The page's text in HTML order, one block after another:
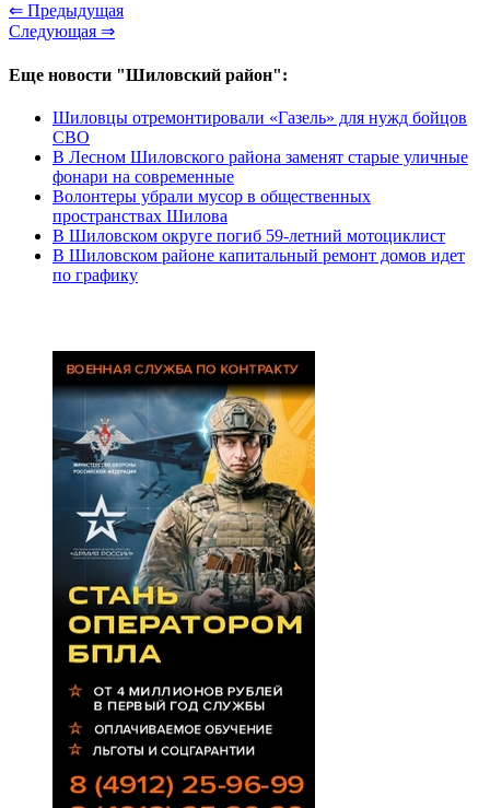
⇐ Предыдущая
Следующая ⇒
Еще новости "Шиловский район":
Шиловцы отремонтировали «Газель» для нужд бойцов
СВО
В Лесном Шиловского района заменят старые уличные
фонари на современные
Волонтеры убрали мусор в общественных
пространствах Шилова
В Шиловском округе погиб 59-летний мотоциклист
В Шиловском районе капитальный ремонт домов идет
по графику